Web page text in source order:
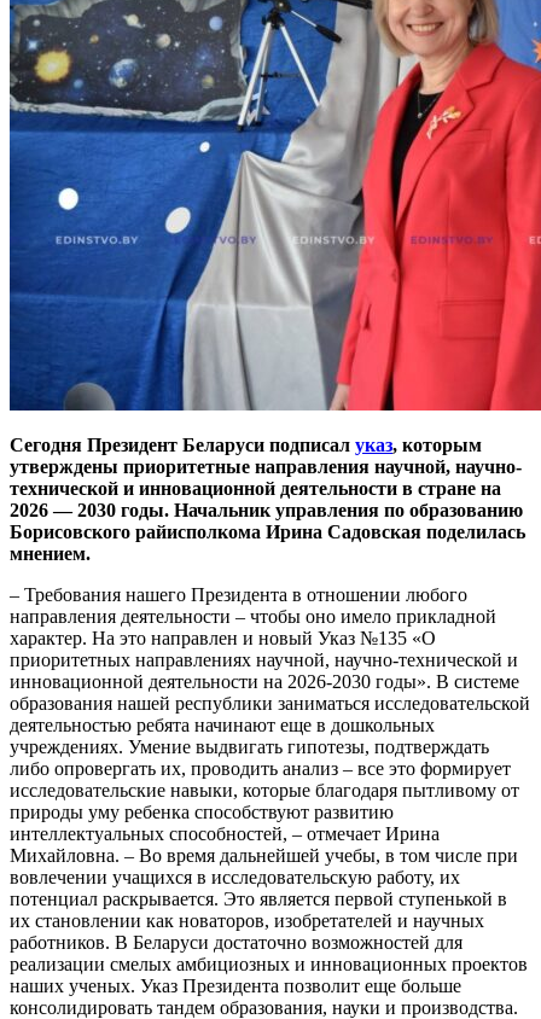
Сегодня Президент Беларуси подписал указ, которым
утверждены приоритетные направления научной, научно-
технической и инновационной деятельности в стране на
2026 — 2030 годы. Начальник управления по образованию
Борисовского райисполкома Ирина Садовская поделилась
мнением.
– Требования нашего Президента в отношении любого
направления деятельности – чтобы оно имело прикладной
характер. На это направлен и новый Указ №135 «О
приоритетных направлениях научной, научно-технической и
инновационной деятельности на 2026-2030 годы». В системе
образования нашей республики заниматься исследовательской
деятельностью ребята начинают еще в дошкольных
учреждениях. Умение выдвигать гипотезы, подтверждать
либо опровергать их, проводить анализ – все это формирует
исследовательские навыки, которые благодаря пытливому от
природы уму ребенка способствуют развитию
интеллектуальных способностей, – отмечает Ирина
Михайловна. – Во время дальнейшей учебы, в том числе при
вовлечении учащихся в исследовательскую работу, их
потенциал раскрывается. Это является первой ступенькой в
их становлении как новаторов, изобретателей и научных
работников. В Беларуси достаточно возможностей для
реализации смелых амбициозных и инновационных проектов
наших ученых. Указ Президента позволит еще больше
консолидировать тандем образования, науки и производства.